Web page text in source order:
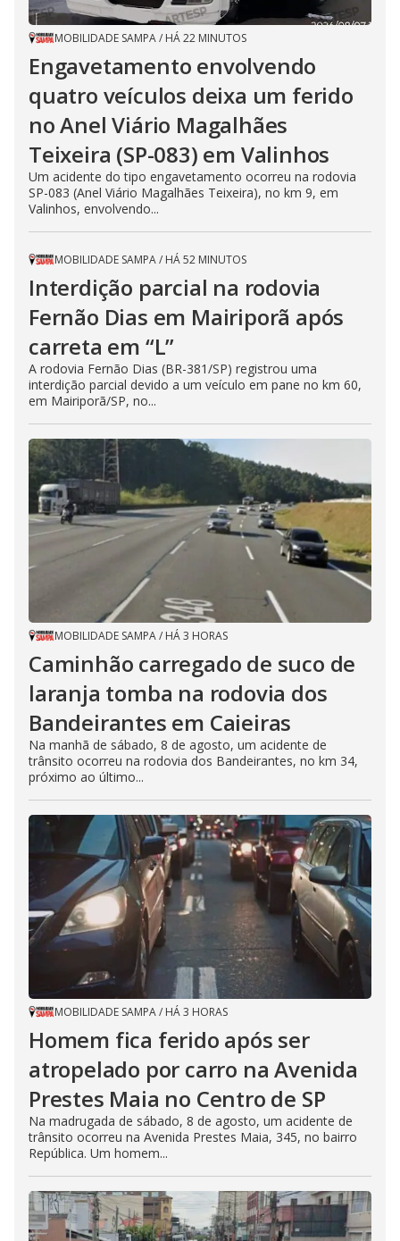
MOBILIDADE SAMPA/ HÁ 22 MINUTOS
Engavetamento envolvendo
quatro veículos deixa um ferido
no Anel Viário Magalhães
Teixeira (SP-083) em Valinhos
Um acidente do tipo engavetamento ocorreu na rodovia
SP-083 (Anel Viário Magalhães Teixeira), no km 9, em
Valinhos, envolvendo...
MOBILIDADE SAMPA/ HÁ 52 MINUTOS
Interdição parcial na rodovia
Fernão Dias em Mairiporã após
carreta em “L”
A rodovia Fernão Dias (BR-381/SP) registrou uma
interdição parcial devido a um veículo em pane no km 60,
em Mairiporã/SP, no...
MOBILIDADE SAMPA/ HÁ 3 HORAS
Caminhão carregado de suco de
laranja tomba na rodovia dos
Bandeirantes em Caieiras
Na manhã de sábado, 8 de agosto, um acidente de
trânsito ocorreu na rodovia dos Bandeirantes, no km 34,
próximo ao último...
MOBILIDADE SAMPA/ HÁ 3 HORAS
Homem fica ferido após ser
atropelado por carro na Avenida
Prestes Maia no Centro de SP
Na madrugada de sábado, 8 de agosto, um acidente de
trânsito ocorreu na Avenida Prestes Maia, 345, no bairro
República. Um homem...